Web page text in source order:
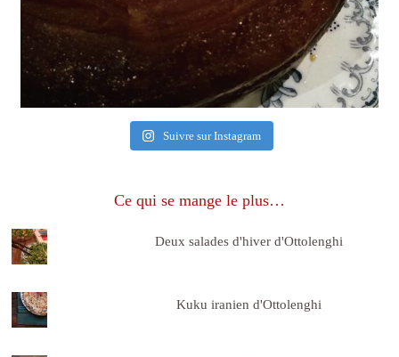
Suivre sur Instagram
Ce qui se mange le plus…
Deux salades d'hiver d'Ottolenghi
Kuku iranien d'Ottolenghi